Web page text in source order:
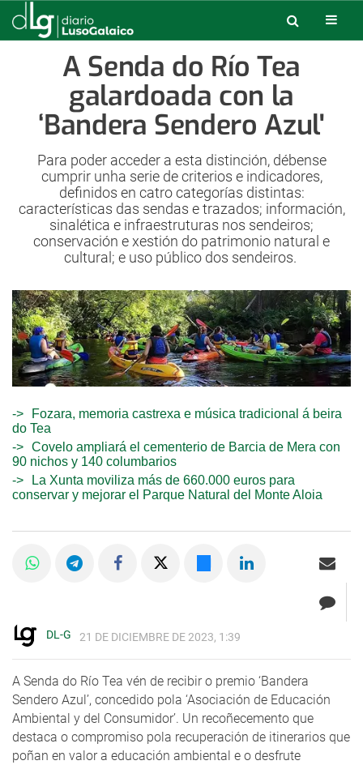
A Senda do Río Tea
galardoada con la
‘Bandera Sendero Azul'
Para poder acceder a esta distinción, débense
cumprir unha serie de criterios e indicadores,
definidos en catro categorías distintas:
características das sendas e trazados; información,
sinalética e infraestruturas nos sendeiros;
conservación e xestión do patrimonio natural e
cultural; e uso público dos sendeiros.
Fozara, memoria castrexa e música tradicional á beira
do Tea
Covelo ampliará el cementerio de Barcia de Mera con
90 nichos y 140 columbarios
La Xunta moviliza más de 660.000 euros para
conservar y mejorar el Parque Natural del Monte Aloia
DL-G 21 DE DICIEMBRE DE 2023, 1:39
A Senda do Río Tea vén de recibir o premio ‘Bandera
Sendero Azul’, concedido pola ‘Asociación de Educación
Ambiental y del Consumidor’. Un recoñecemento que
destaca o compromiso pola recuperación de itinerarios que
poñan en valor a educación ambiental e o desfrute